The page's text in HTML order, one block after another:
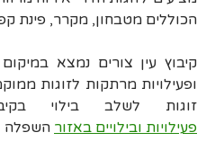
הכוללים מטבחון, מקרר, פינת
קיבוץ עין צורים נמצא
ופעילויות מרתקות לזוגות
זוגות לשלב בילוי
פעילויות ובילויים באזורהשפלה